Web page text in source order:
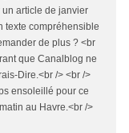
article de janvier
texte compréhensible
de plus ? <br
que Canalblog ne
Dire.<br /> <br />
ensoleillé pour ce
au Havre.<br />